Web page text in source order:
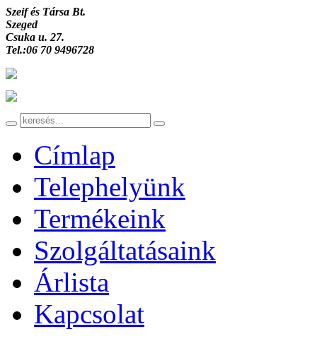
Szeif és Társa Bt.
Szeged
Csuka u. 27.
Tel.:06 70 9496728
Címlap
Telephelyünk
Termékeink
Szolgáltatásaink
Árlista
Kapcsolat